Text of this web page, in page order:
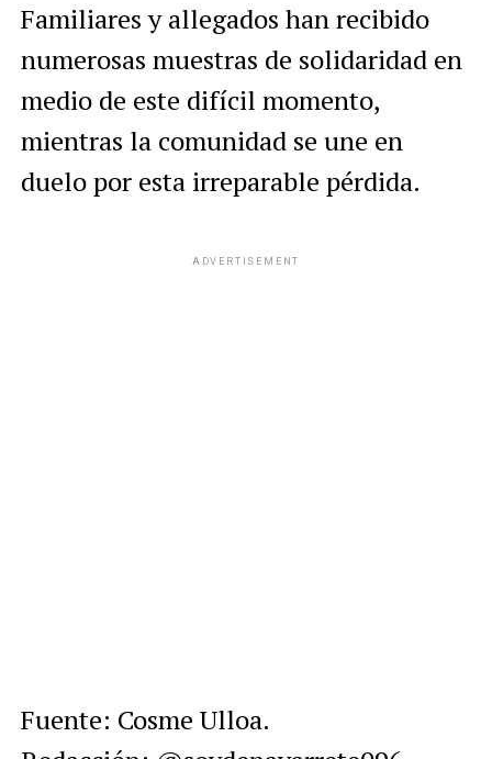
Familiares y allegados han recibido
numerosas muestras de solidaridad en
medio de este difícil momento,
mientras la comunidad se une en
duelo por esta irreparable pérdida.
ADVERTISEMENT
Fuente: Cosme Ulloa.